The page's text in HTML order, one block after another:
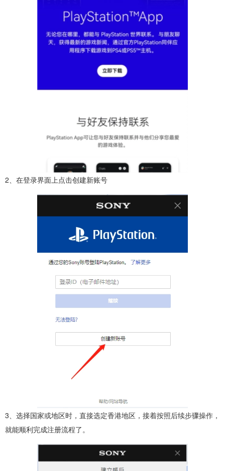
2、在登录界面上点击创建新账号
3、选择国家或地区时，直接选定香港地区，接着按照后续步骤操作，
就能顺利完成注册流程了。